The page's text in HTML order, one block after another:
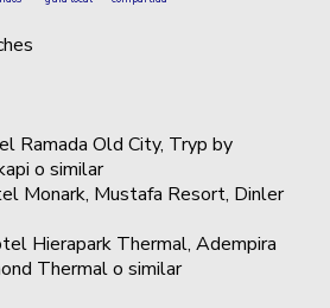
Ramada Old City, Tryp by
o similar
Monark, Mustafa Resort, Dinler
Hierapark Thermal, Adempira
Thermal o similar